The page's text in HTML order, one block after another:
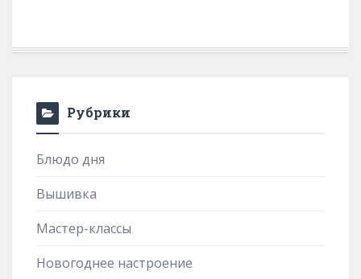
Рубрики
Блюдо дня
Вышивка
Мастер-классы
Новогоднее настроение